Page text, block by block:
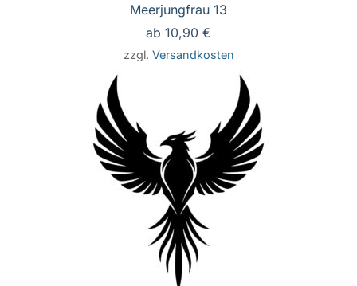
Meerjungfrau 13
ab 10,90 €
zzgl. Versandkosten